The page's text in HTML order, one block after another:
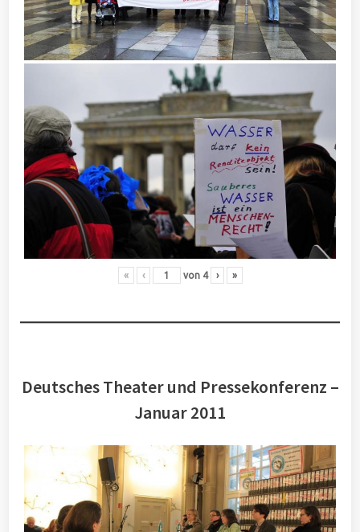
« ‹ von 4 › »
Deutsches Theater und Pressekonferenz –
Januar 2011